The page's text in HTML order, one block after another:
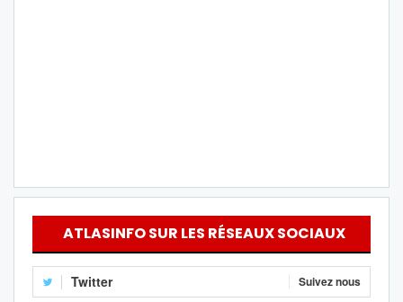
ATLASINFO SUR LES RÉSEAUX SOCIAUX
Twitter Suivez nous